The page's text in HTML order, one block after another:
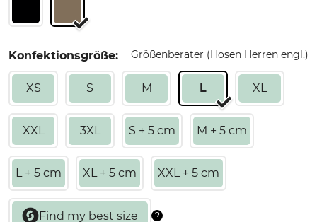
Konfektionsgröße: Größenberater (Hosen Herren engl.)
XS S M L XL
XXL 3XL S + 5 cm M + 5 cm
L + 5 cm XL + 5 cm XXL + 5 cm